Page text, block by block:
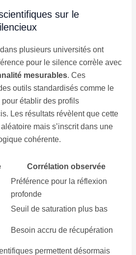
sur le
plusieurs universités ont
pour le silence corrèle avec
mesurables. Ces
outils standardisés comme le
établir des profils
Les résultats révèlent que cette
mais s’inscrit dans une
cohérente.
Corrélation observée
Préférence pour la réflexion
profonde
Seuil de saturation plus bas
Besoin accru de récupération
permettent désormais